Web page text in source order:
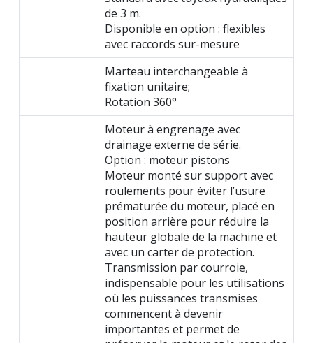
de 3 m.
Disponible en option : flexibles
avec raccords sur-mesure
Marteau interchangeable à
fixation unitaire;
Rotation 360°
Moteur à engrenage avec
drainage externe de série.
Option : moteur pistons
Moteur monté sur support avec
roulements pour éviter l’usure
prématurée du moteur, placé en
position arrière pour réduire la
hauteur globale de la machine et
avec un carter de protection.
Transmission par courroie,
indispensable pour les utilisations
où les puissances transmises
commencent à devenir
importantes et permet de